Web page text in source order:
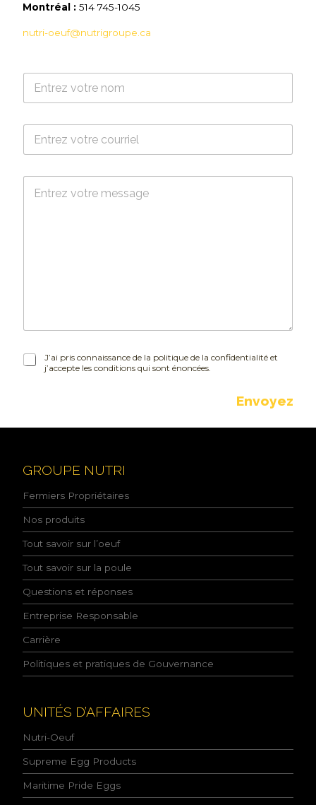
Montréal : 514 745-1045
nutri-oeuf@nutrigroupe.ca
m
u
J
r
c
o
n
n
a
i
s
s
a
n
c
e
d
e
l
a
p
l
t
i
q
u
e
d
J’ai pris connaissance de la politique de la confidentialité et
j’accepte les conditions qui sont énoncées.
Envoyez
GROUPE NUTRI
Fermiers Propriétaires
Nos produits
Tout savoir sur l’oeuf
Tout savoir sur la poule
Questions et réponses
Entreprise Responsable
Carrière
Politiques et pratiques de Gouvernance
UNITÉS D’AFFAIRES
Nutri-Oeuf
Supreme Egg Products
Maritime Pride Eggs